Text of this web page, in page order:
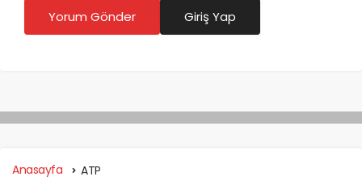
Yorum Gönder Giriş Yap
Anasayfa ATP